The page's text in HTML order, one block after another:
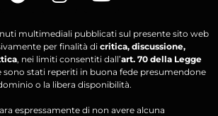
multimediali pubblicati sul presente sito web
per finalità di critica, discussione,
, nei limiti consentiti dall’art. 70 della Legge
sono stati reperiti in buona fede presumendone
o la libera disponibilità.
espressamente di non avere alcuna